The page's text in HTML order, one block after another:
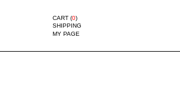
CART (0)
SHIPPING
MY PAGE